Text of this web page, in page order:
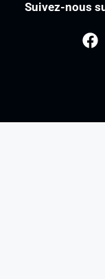
Suivez-nous